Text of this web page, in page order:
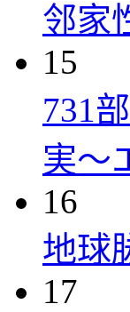
邻家
15
731
実～
16
地球
17